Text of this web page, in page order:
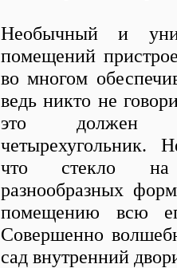
Необычный и
помещений
во многом
ведь никто не
это должен
четырехугольник.
что стекло
разнообразных
помещению всю
Совершенно
сад внутренний